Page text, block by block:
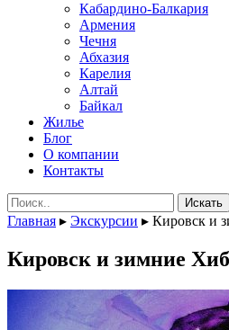
Кабардино-Балкария
Армения
Чечня
Абхазия
Карелия
Алтай
Байкал
Жилье
Блог
О компании
Контакты
Поиск:
Главная ▸ Экскурсии ▸ Кировск и
Кировск и зимние